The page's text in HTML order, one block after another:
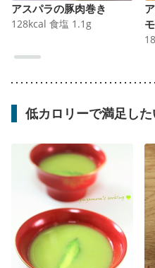
アスパラの豚肉巻き
128kcal 食塩 1.1 g
低カロリーで満足し